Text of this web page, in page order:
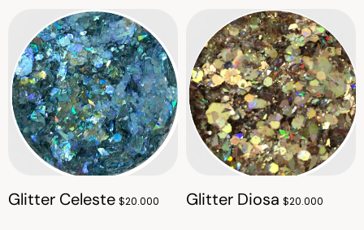
Glitter Celeste $20.000 Glitter Diosa $20.000